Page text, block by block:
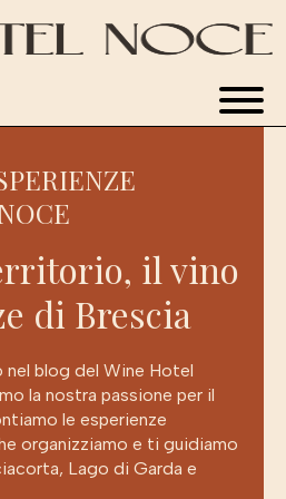
il vino
di Brescia
nel blog del Wine Hotel
la nostra passione per il
le esperienze
organizziamo e ti guidiamo
Lago di Garda e